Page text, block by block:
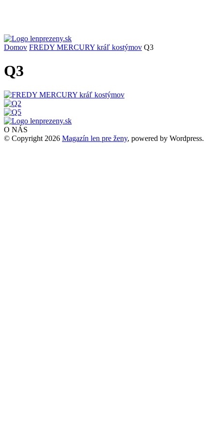
Domov FREDY MERCURY kráľ kostýmov Q3
Q3
O NÁS
© Copyright 2026 Magazín len pre ženy, powered by Wordpress.